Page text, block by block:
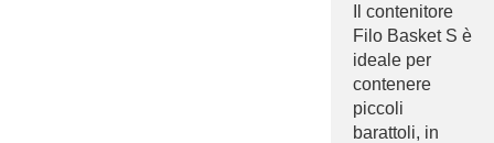
Il contenitore
Filo Basket S è
ideale per
contenere
piccoli
barattoli, in